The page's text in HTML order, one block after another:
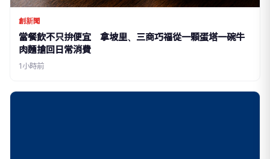
創新聞
當餐飲不只拚便宜 拿坡里、三商巧福從一顆蛋塔一碗牛
肉麵搶回日常消費
1小時前